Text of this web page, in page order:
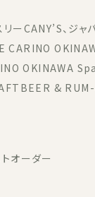
ーCANY’S、ジャ
CARINO
OKINAWA
& RUM-
オーダー